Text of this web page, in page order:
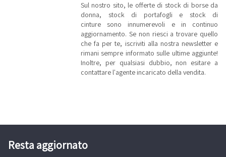
Sul nostro sito, le offerte di stock di borse da
donna, stock di portafogli e stock di
cinture sono innumerevoli e in continuo
aggiornamento. Se non riesci a trovare quello
che fa per te, iscriviti alla nostra newsletter e
rimani sempre informato sulle ultime aggiunte!
Inoltre, per qualsiasi dubbio, non esitare a
contattare l'agente incaricato della vendita.
Resta aggiornato